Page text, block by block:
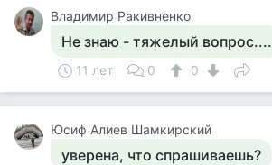
Владимир Ракивненко
Не знаю - тяжелый вопрос....
11 лет 0 0
Юсиф Алиев Шамкирский
уверена, что спрашиваешь?